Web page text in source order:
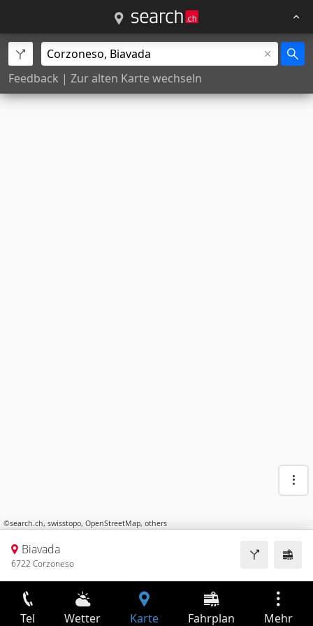
Feedback | Zur alten Karte wechseln
©search.ch, swisstopo, OpenStreetMap, others
Biavada
6722 Corzoneso
Tel Wetter Karte Fahrplan Mehr